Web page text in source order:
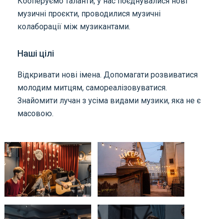
музичні проєкти, проводилися музичні
колаборації між музикантами.
Наші цілі
Відкривати нові імена. Допомагати розвиватися
молодим митцям, самореалізовуватися.
Знайомити лучан з усіма видами музики, яка не є
масовою.